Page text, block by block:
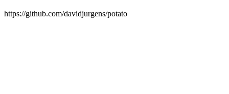
https://github.com/davidjurgens/potato